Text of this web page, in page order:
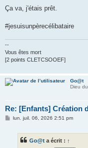
Ça va, j'étais prêt.
#jesuisunpèrecélibataire
--
Vous êtes mort
[2 points CLETCSOOEF]
Go@t
Dieu
Re: [Enfants] Création
Mlun. juil. 06, 2026 2:51 pm
Go@t a écrit : ↑